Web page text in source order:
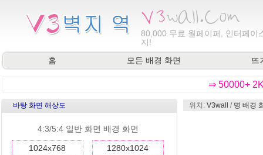
80,000 무료 월페이퍼, 인터페이
지!
홈
모든 배경 화면 뜨
⇒ 50000+
바탕 화면 해상도
4:3/5:4 일반 화면 배경 화면
1024x768 1280x1024
위치: V3wall / 명 배경